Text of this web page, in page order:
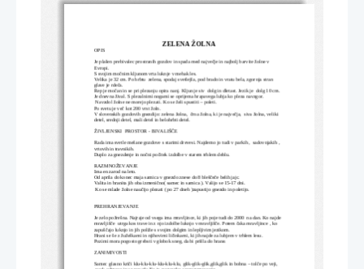
stransko
ZELENA ŽOLNA
OPIS
Je plašen prebivalec prostranih gozdov in spada med največje in najbolj barvite žolne v
Evropi.
S svojim močnim kljunom vrta luknje v mehak les.
Velika je 32 cm. Po hrbtu  zelena, spodaj svetlejša, pod brado in vratu bela, zgornja stran
glave je rdeča.
Rep je močan in se pri plezanju opira nanj. Kljun je siv  dolg in dletast. Jezik je  dolg 10 cm.
Je dnevna žival. S plezalnimi nogami se oprijema hrapavega lubja ko pleza navzgor.
Navzdol žolne ne morejo plezati. Ko se želi spustiti – poleti.
Po svetu je več kot 200 vrst žoln.
V slovenskih gozdovih gnezdijo: zelena žolna,  črna žolna, ki je največja,  siva žolna, veliki
detel, srednji detel, mali detel in belohrbti detel.
ŽIVLJENSKI  PROSTOR - BIVALIŠČE
Rada ima svetle mešane gozdove s starimi drevesi. Najdemo jo tudi v parkih ,  sadovnjakih ,
vrtovih in travnikih.
Duplo za gnezdenje in nočni počitek izdolbe v starem trhlem deblu.
RAZMNOŽEVANJE
Ima en zarod na leto.
Od aprila do konec maja samica v gnezdo znese do 8 bleščeče belih jajc.
Valita in hranita jih oba izmenično( samec in samica ). Valijo se 15-17 dni.
Ko se mlade žolne naučijo plezati ( po 27 dneh )zapustijo gnezdo in poletijo.
PREHRANJEVANJE
Je zelo požrešna. Najraje od vsega ima mravljince, ki jih poje tudi do 2000  na dan. Ko najde
mravljišče  utrga kos trave in z njo izdolbe luknjo v mravljišče. Potem čaka mravljince , ko
zapuščajo luknjo in jih poliže s svojim dolgim in lepljivim jezikom.
Hrani se še z žuželkami in njihovimi ličinkami, ki jih najde za lubjem v trhlem lesu.
Pozimi mora pogosto grebsti v globok sneg, da bi prišla do hrane.
ZANIMIVOSTI
Samec glasno kriči klu-klu-klu-klu-klu-klu, glik-glik-glik,glik,glik in bobna – tolče po veji,